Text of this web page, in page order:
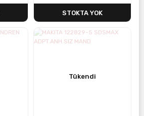
STOKTA YOK
Tükendi